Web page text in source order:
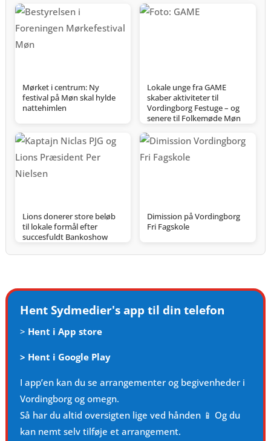
Mørket i centrum: Ny
festival på Møn skal hylde
nattehimlen
Lokale unge fra GAME
skaber aktiviteter til
Vordingborg Festuge – og
senere til Folkemøde Møn
Lions donerer store beløb
til lokale formål efter
succesfuldt Bankoshow
Dimission på Vordingborg
Fri Fagskole
Hent Sydmedier's app til din telefon
> Hent i App store
> Hent i Google Play
I app’en kan du se arrangementer og begivenheder i
Vordingborg og omegn.
Så har du altid oversigten lige ved hånden 📱 Og du
kan nemt selv tilføje et arrangement.